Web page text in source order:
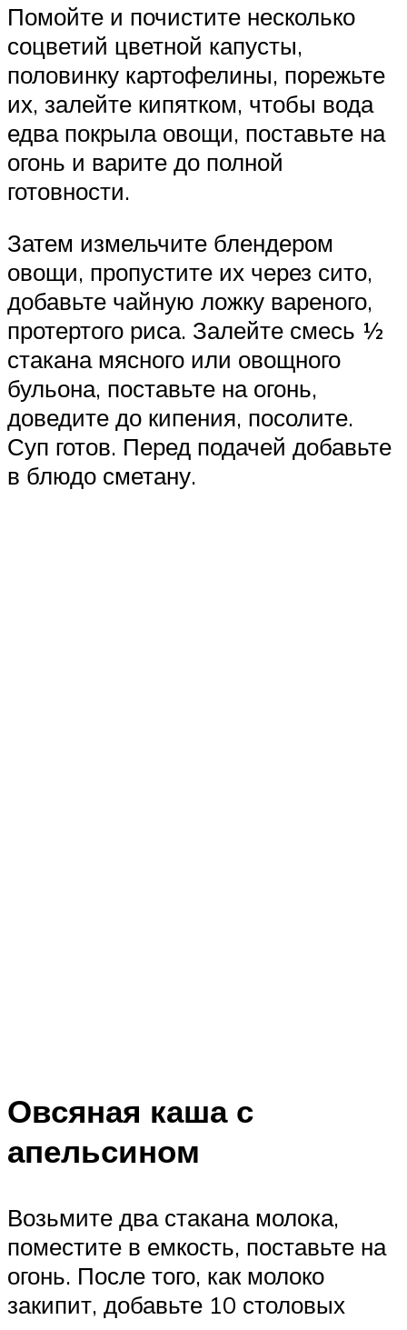
Помойте и почистите несколько
соцветий цветной капусты,
половинку картофелины, порежьте
их, залейте кипятком, чтобы вода
едва покрыла овощи, поставьте на
огонь и варите до полной
готовности.
Затем измельчите блендером
овощи, пропустите их через сито,
добавьте чайную ложку вареного,
протертого риса. Залейте смесь ½
стакана мясного или овощного
бульона, поставьте на огонь,
доведите до кипения, посолите.
Суп готов. Перед подачей добавьте
в блюдо сметану.
Овсяная каша с
апельсином
Возьмите два стакана молока,
поместите в емкость, поставьте на
огонь. После того, как молоко
закипит, добавьте 10 столовых